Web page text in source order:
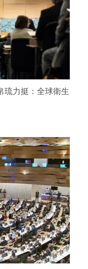
力挺：全球衛生